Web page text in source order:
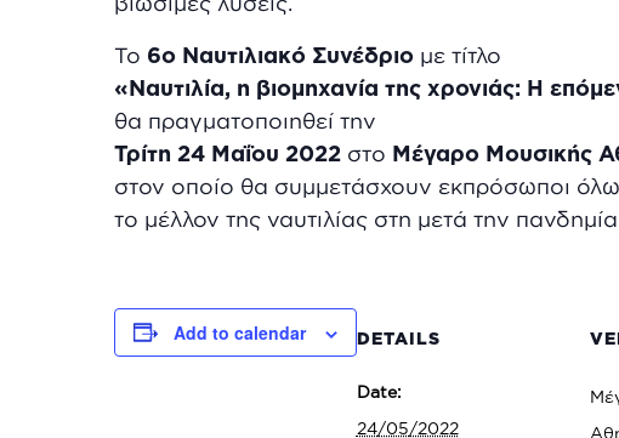
Το 6ο Ναυτιλιακό Συνέδριο με τίτλο
«Ναυτιλία, η βιομηχανία της χρονιάς: Η
θα πραγματοποιηθεί την
Τρίτη 24 Μαΐου 2022 στο Μέγαρο Μουσικής
στον οποίο θα συμμετάσχουν εκπρόσωποι
το μέλλον της ναυτιλίας στη μετά την
Add to calendar DETAILS
Date:
24/05/2022